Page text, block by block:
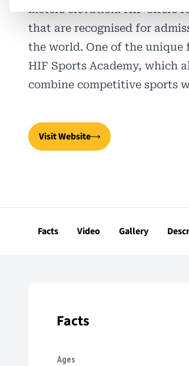
meters elevation. HIF offers
that are recognised for
the world. One of the unique
HIF Sports Academy, which
combine competitive sports
Visit Website
Facts Video Gallery
Facts
Ages